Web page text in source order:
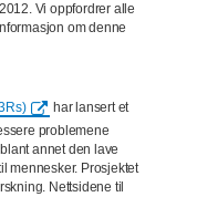
Vi oppfordrer alle
om denne
har lansert et
problemene
annet den lave
mennesker. Prosjektet
Nettsidene til